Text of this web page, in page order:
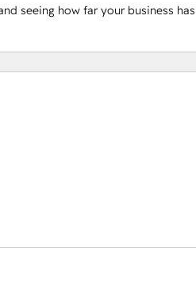
seeing how far your business